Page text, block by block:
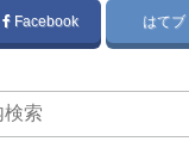
Facebook はてブ